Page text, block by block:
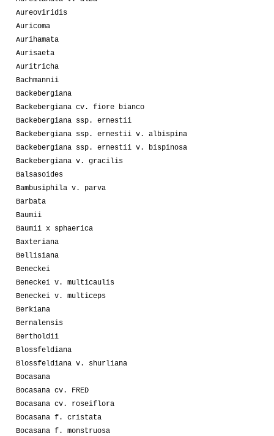
Aureoviridis
Auricoma
Aurihamata
Aurisaeta
Auritricha
Bachmannii
Backebergiana
Backebergiana cv. fiore bianco
Backebergiana ssp. ernestii
Backebergiana ssp. ernestii v. albispina
Backebergiana ssp. ernestii v. bispinosa
Backebergiana v. gracilis
Balsasoides
Bambusiphila v. parva
Barbata
Baumii
Baumii x sphaerica
Baxteriana
Bellisiana
Beneckei
Beneckei v. multicaulis
Beneckei v. multiceps
Berkiana
Bernalensis
Bertholdii
Blossfeldiana
Blossfeldiana v. shurliana
Bocasana
Bocasana cv. FRED
Bocasana cv. roseiflora
Bocasana f. cristata
Bocasana f. monstruosa